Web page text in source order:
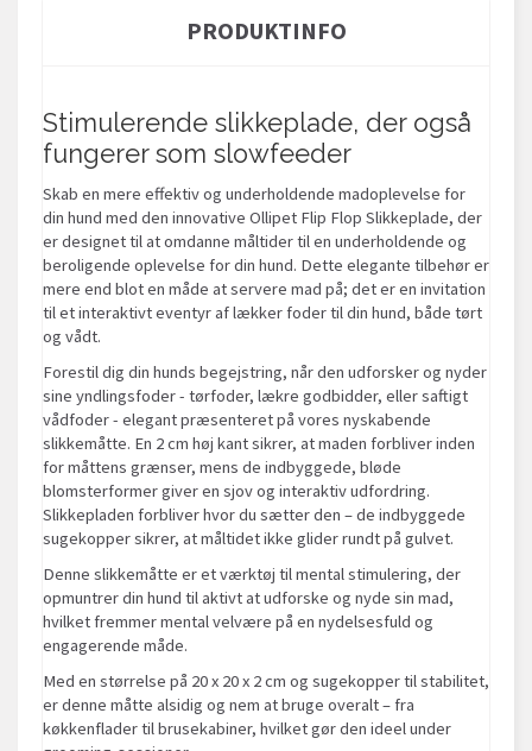
PRODUKTINFO
Stimulerende slikkeplade, der også
fungerer som slowfeeder
Skab en mere effektiv og underholdende madoplevelse for
din hund med den innovative Ollipet Flip Flop Slikkeplade, der
er designet til at omdanne måltider til en underholdende og
beroligende oplevelse for din hund. Dette elegante tilbehør er
mere end blot en måde at servere mad på; det er en invitation
til et interaktivt eventyr af lækker foder til din hund, både tørt
og vådt.
Forestil dig din hunds begejstring, når den udforsker og nyder
sine yndlingsfoder - tørfoder, lækre godbidder, eller saftigt
vådfoder - elegant præsenteret på vores nyskabende
slikkemåtte. En 2 cm høj kant sikrer, at maden forbliver inden
for måttens grænser, mens de indbyggede, bløde
blomsterformer giver en sjov og interaktiv udfordring.
Slikkepladen forbliver hvor du sætter den – de indbyggede
sugekopper sikrer, at måltidet ikke glider rundt på gulvet.
Denne slikkemåtte er et værktøj til mental stimulering, der
opmuntrer din hund til aktivt at udforske og nyde sin mad,
hvilket fremmer mental velvære på en nydelsesfuld og
engagerende måde.
Med en størrelse på 20 x 20 x 2 cm og sugekopper til stabilitet,
er denne måtte alsidig og nem at bruge overalt – fra
køkkenflader til brusekabiner, hvilket gør den ideel under